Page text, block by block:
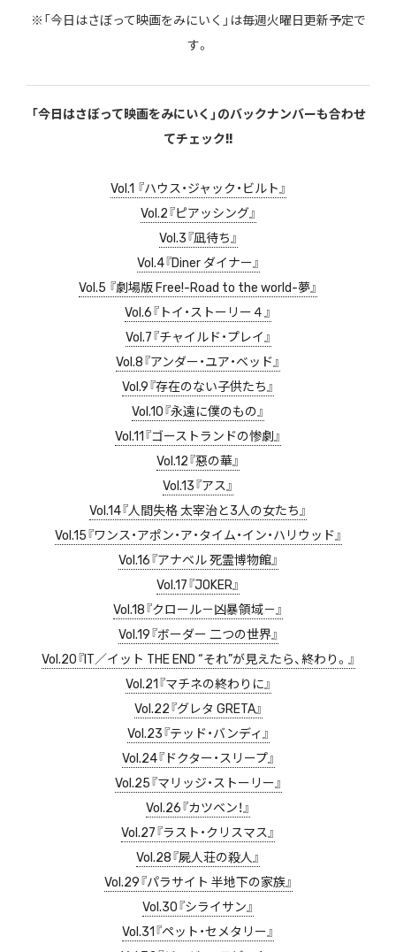
※「今日はさぼって映画をみにいく」は毎週火曜日更新予定で
す。
「今日はさぼって映画をみにいく」のバックナンバーも合わせ
てチェック!!
Vol.1 『ハウス・ジャック・ビルト』
Vol.2『ピアッシング』
Vol.3『凪待ち』
Vol.4『Diner ダイナー』
Vol.5 『劇場版 Free!-Road to the world-夢』
Vol.6『トイ・ストーリー４』
Vol.7『チャイルド・プレイ』
Vol.8『アンダー・ユア・ベッド』
Vol.9『存在のない子供たち』
Vol.10『永遠に僕のもの』
Vol.11『ゴーストランドの惨劇』
Vol.12『惡の華』
Vol.13『アス』
Vol.14『人間失格 太宰治と3人の女たち』
Vol.15『ワンス・アポン・ア・タイム・イン・ハリウッド』
Vol.16『アナベル 死霊博物館』
Vol.17『JOKER』
Vol.18『クロール－凶暴領域－』
Vol.19『ボーダー 二つの世界』
Vol.20『IT／イット THE END “それ”が見えたら、終わり。』
Vol.21『マチネの終わりに』
Vol.22『グレタ GRETA』
Vol.23『テッド・バンディ』
Vol.24『ドクター・スリープ』
Vol.25『マリッジ・ストーリー』
Vol.26『カツベン！』
Vol.27『ラスト・クリスマス』
Vol.28『屍人荘の殺人』
Vol.29『パラサイト 半地下の家族』
Vol.30『シライサン』
Vol.31『ペット・セメタリー』